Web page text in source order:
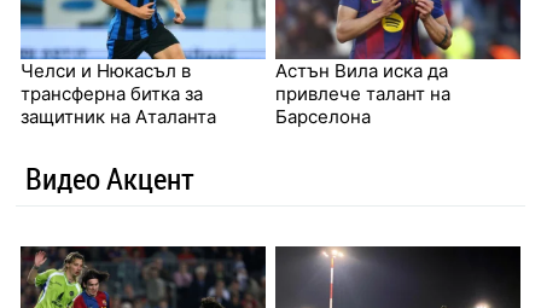
Челси и Нюкасъл в
трансферна битка за
защитник на Аталанта
Астън Вила иска да
привлече талант на
Барселона
Видео Акцент